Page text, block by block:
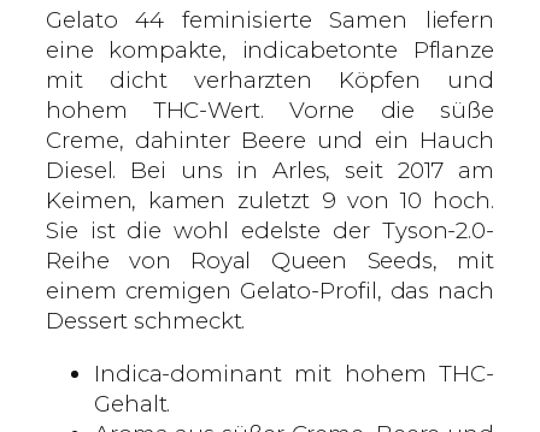
e
m
i
n
i
s
i
e
r
t
e
Gelato 44 feminisierte Samen liefern
eine kompakte, indicabetonte Pflanze
mit dicht verharzten Köpfen und
hohem THC-Wert. Vorne die süße
Creme, dahinter Beere und ein Hauch
Diesel. Bei uns in Arles, seit 2017 am
Keimen, kamen zuletzt 9 von 10 hoch.
Sie ist die wohl edelste der Tyson-2.0-
Reihe von Royal Queen Seeds, mit
einem cremigen Gelato-Profil, das nach
Dessert schmeckt.
Indica-dominant mit hohem THC-
Gehalt.